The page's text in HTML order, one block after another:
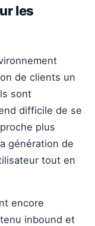
les
de clients un
sont
difficile de se
plus
génération de
tout en
encore
inbound et